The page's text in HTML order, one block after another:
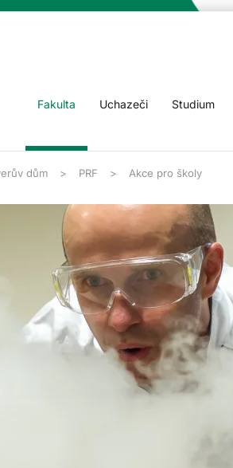
Fakulta Uchazeči Studium
dům PRF Akce pro školy